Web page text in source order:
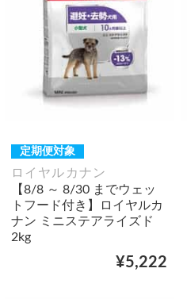
定期便対象
ロイヤルカナン
【8/8 ～ 8/30 までウェッ
トフード付き】ロイヤルカ
ナン ミニステアライズド
2kg
¥5,222